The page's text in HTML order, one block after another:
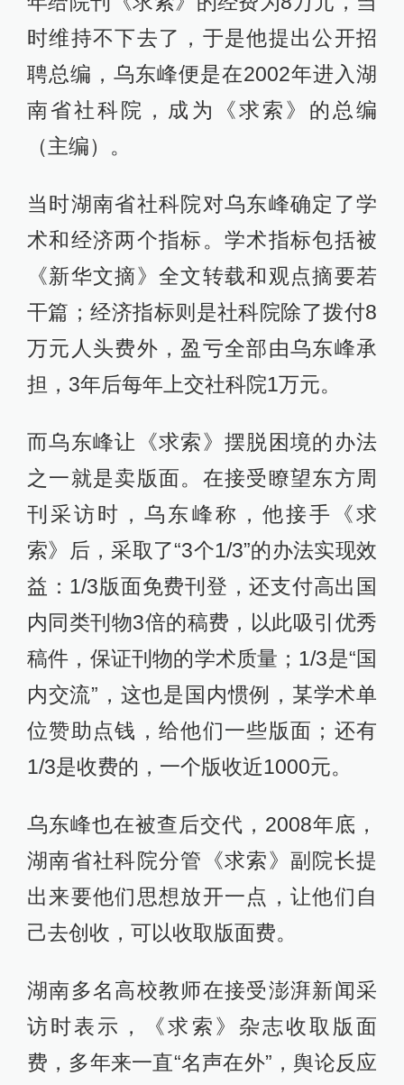
时维持不下去了，于是他提出公开招
聘总编，乌东峰便是在2002年进入湖
南省社科院，成为《求索》的总编
（主编）。
当时湖南省社科院对乌东峰确定了学
术和经济两个指标。学术指标包括被
《新华文摘》全文转载和观点摘要若
干篇；经济指标则是社科院除了拨付8
万元人头费外，盈亏全部由乌东峰承
担，3年后每年上交社科院1万元。
而乌东峰让《求索》摆脱困境的办法
之一就是卖版面。在接受瞭望东方周
刊采访时，乌东峰称，他接手《求
索》后，采取了“3个1/3”的办法实现效
益：1/3版面免费刊登，还支付高出国
内同类刊物3倍的稿费，以此吸引优秀
稿件，保证刊物的学术质量；1/3是“国
内交流”，这也是国内惯例，某学术单
位赞助点钱，给他们一些版面；还有
1/3是收费的，一个版收近1000元。
乌东峰也在被查后交代，2008年底，
湖南省社科院分管《求索》副院长提
出来要他们思想放开一点，让他们自
己去创收，可以收取版面费。
湖南多名高校教师在接受澎湃新闻采
访时表示，《求索》杂志收取版面
费，多年来一直“名声在外”，舆论反应